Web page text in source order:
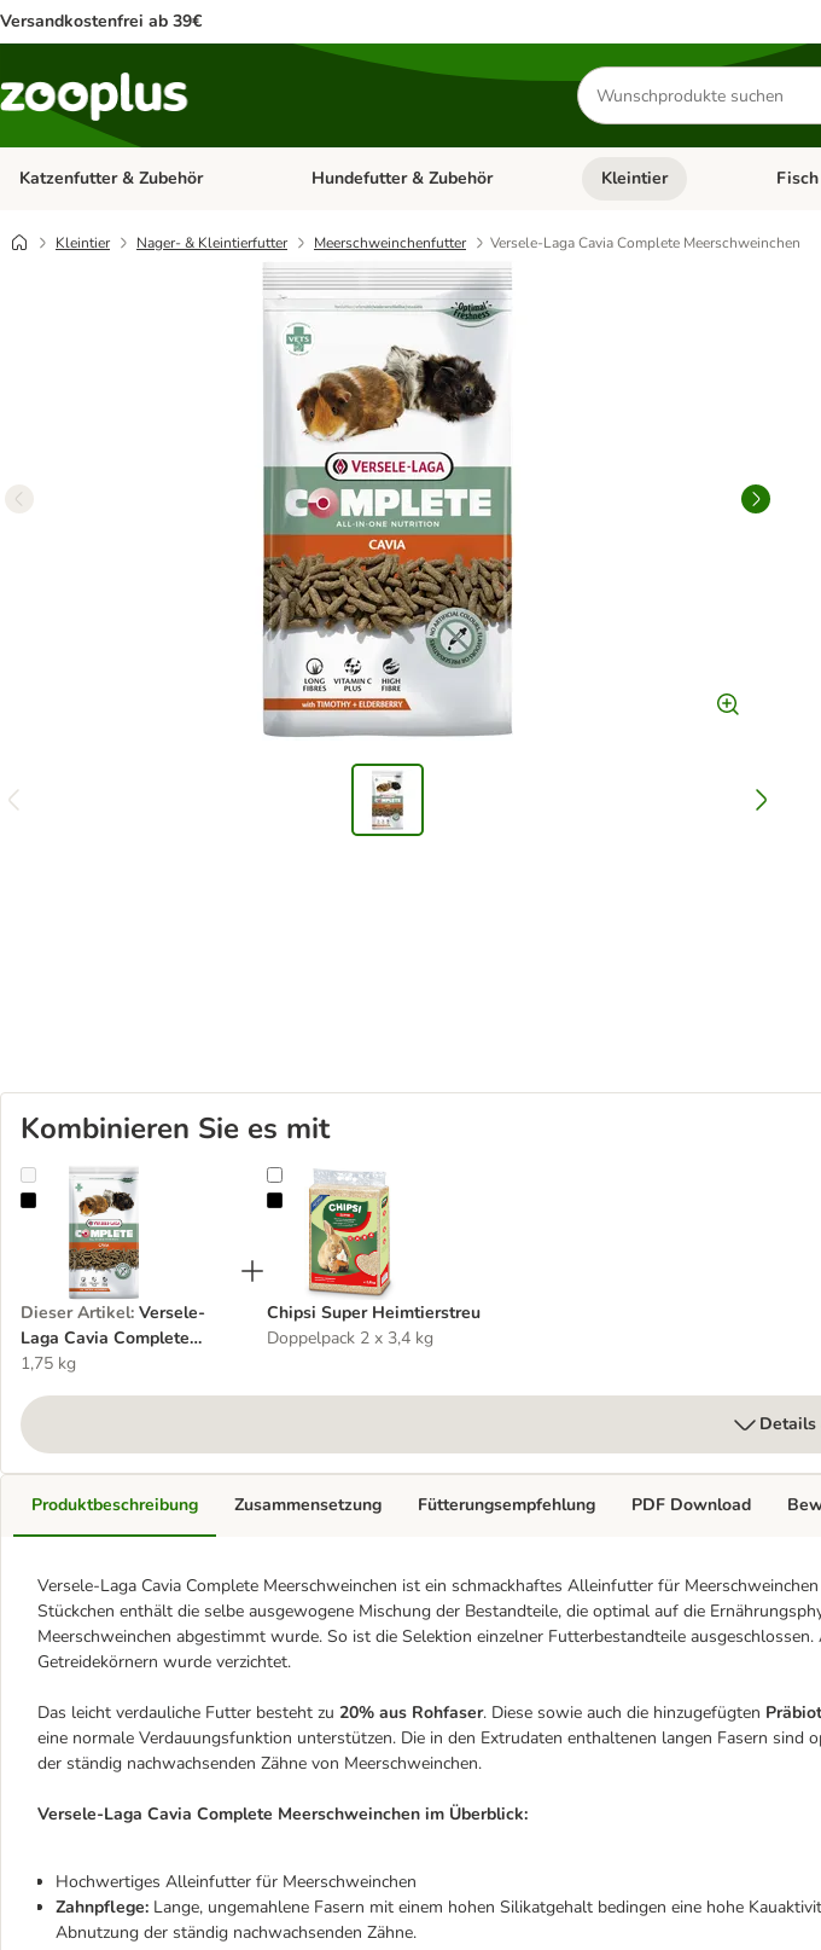
Versandkostenfrei ab 39€
Produkte
suchen
Katzenfutter & Zubehör Kategorie-Menü öffnen: Katzenfutter & Zubehör
Hundefutter & Zubehör Kategorie-Menü öffnen:
Kleintier Fisch
Kleintier Nager- & Kleintierfutter Meerschweinchenfutter
Versele-Laga Cavia Complete Meerschweinchen
Kombinieren Sie es mit
Versele-Laga Cavia Complete Meerschweinchen
Dieser Artikel: Versele-
Laga Cavia Complete
Meerschweinchen
1,75 kg
Chipsi Super Heimtierstreu
Chipsi Super Heimtierstreu
Doppelpack 2 x 3,4 kg
Details
Produktbeschreibung
Versele-Laga Cavia Complete Meerschweinchen ist ein schmackhaftes Alleinfutter für
Stückchen enthält die selbe ausgewogene Mischung der Bestandteile, die optimal auf die
Meerschweinchen abgestimmt wurde. So ist die Selektion einzelner Futterbestandteile
Getreidekörnern wurde verzichtet.
Das leicht verdauliche Futter besteht zu 20% aus Rohfaser. Diese sowie auch die hinzugefügten
eine normale Verdauungsfunktion unterstützen. Die in den Extrudaten enthaltenen langen Fasern sind
der ständig nachwachsenden Zähne von Meerschweinchen.
Versele-Laga Cavia Complete Meerschweinchen im Überblick:
Hochwertiges Alleinfutter für Meerschweinchen
Zahnpflege: Lange, ungemahlene Fasern mit einem hohen Silikatgehalt bedingen eine hohe
Abnutzung der ständig nachwachsenden Zähne.
Zusammensetzung Fütterungsempfehlung PDF Download